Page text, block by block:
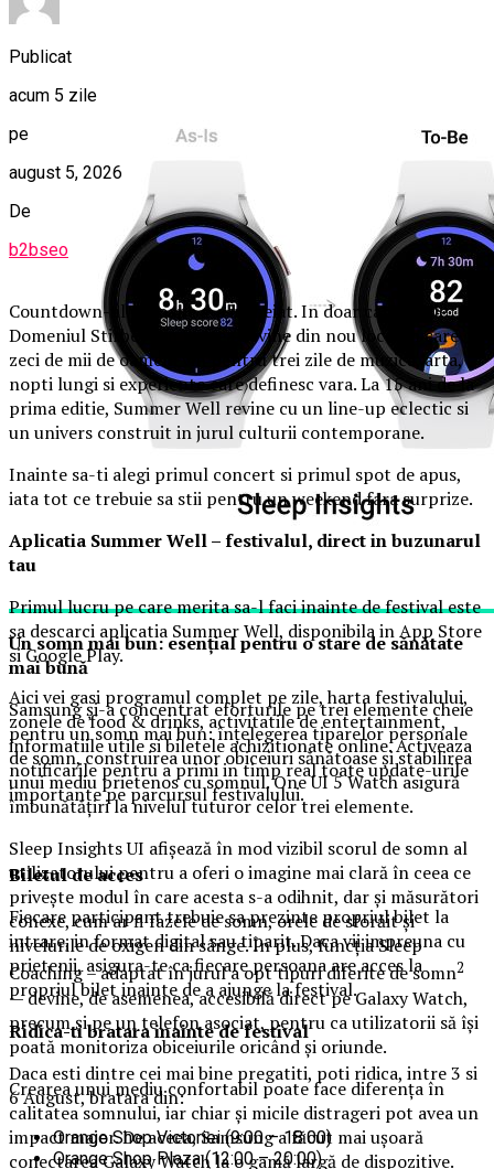
Un somn mai bun: esențial pentru o stare de sănătate
mai bună
Samsung și-a concentrat eforturile pe trei elemente cheie
pentru un somn mai bun: înțelegerea tiparelor personale
de somn, construirea unor obiceiuri sănătoase și stabilirea
unui mediu prietenos cu somnul. One UI 5 Watch asigură
îmbunătățiri la nivelul tuturor celor trei elemente.
Sleep Insights UI afișează în mod vizibil scorul de somn al
utilizatorului pentru a oferi o imagine mai clară în ceea ce
privește modul în care acesta s-a odihnit, dar și măsurători
conexe, cum ar fi fazele de somn, orele de sforăit și
nivelurile de oxigen din sânge. În plus, funcția Sleep
Coaching – adaptat în jurul a opt tipuri diferite de somn2
— devine, de asemenea, accesibilă direct pe Galaxy Watch,
precum și pe un telefon asociat, pentru ca utilizatorii să își
poată monitoriza obiceiurile oricând și oriunde.
Crearea unui mediu confortabil poate face diferența în
calitatea somnului, iar chiar și micile distrageri pot avea un
impact major. De aceea, Samsung a făcut mai ușoară
conectarea Galaxy Watch la o gamă largă de dispozitive.
Publicat
acum 5 zile
pe
august 5, 2026
De
b2bseo
Countdown-ul aproape s-a incheiat. In doar cateva zile,
Domeniul Stirbey din Buftea devine din nou locul in care
zeci de mii de oameni vin pentru trei zile de muzica, arta,
nopti lungi si experiente care definesc vara. La 15 ani de la
prima editie, Summer Well revine cu un line-up eclectic si
un univers construit in jurul culturii contemporane.
Inainte sa-ti alegi primul concert si primul spot de apus,
iata tot ce trebuie sa stii pentru un weekend fara surprize.
Aplicatia Summer Well– festivalul, direct in buzunarul
tau
Primul lucru pe care merita sa-l faci inainte de festival este
sa descarci aplicatia Summer Well, disponibila in App Store
si Google Play.
Aici vei gasi programul complet pe zile, harta festivalului,
zonele de food & drinks, activitatile de entertainment,
informatiile utile si biletele achizitionate online. Activeaza
notificarile pentru a primi in timp real toate update-urile
importante pe parcursul festivalului.
Biletul de acces
Fiecare participant trebuie sa prezinte propriul bilet la
intrare, in format digital sau tiparit. Daca vii impreuna cu
prietenii, asigura-te ca fiecare persoana are acces la
propriul bilet inainte de a ajunge la festival.
Ridica-ti bratarainainte de festival
Daca esti dintre cei mai bine pregatiti, poti ridica, intre 3 si
6 August, bratara din:
Orange Shop Victoriei (9:00 – 18:00)
Orange Shop Plaza (12:00 – 20:00)